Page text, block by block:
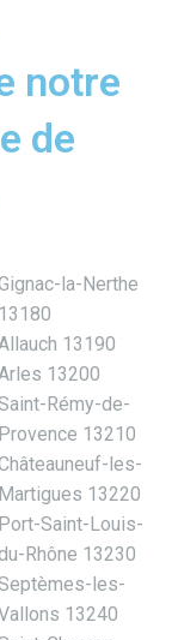
notre
de
la-Nerthe
13180
13190
13200
Rémy-de-
Provence 13210
les-
Martigues 13220
Port-Saint-Louis-
Rhône 13230
les-
13240